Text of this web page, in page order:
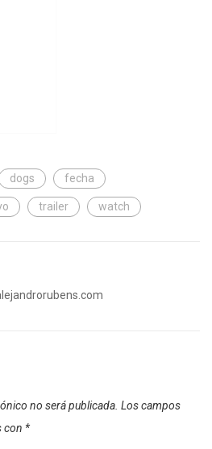
dogs fecha
trailer watch
no será publicada. Los campos
con *